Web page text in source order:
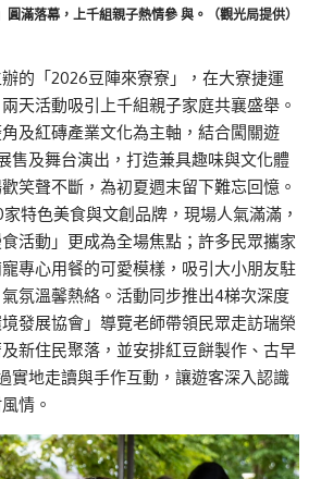
圓滿落幕，上千組親子熱情參 與。（觀光局提供）
的「2026豆陣來寮寮」，在大寮捷運
天活動吸引上千組親子家庭共襄盛舉。
及紅磚產業文化為主軸，結合闖關遊
售及舞台演出，打造兼具趣味與文化體
笑聲不斷，為初夏週末留下難忘回憶。
特色美食與文創品牌，現場人氣滿滿，
活動」更成為全場焦點；許多民眾攜家
專心用餐的可愛模樣，吸引大小朋友駐
氛溫馨熱絡。活動同步推出4梯次深度
發展協會」導覽老師帶領民眾走訪瑞榮
新住民聚落，並安排紅豆餅製作、古早
實地走讀與手作互動，讓遊客深入認識
情。